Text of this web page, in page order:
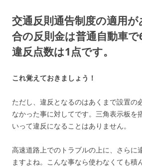
交通反則通告制度の適用
合の反則金は普通自動車で
違反点数は1点です。
これ覚えておきましょう！
ただし、違反となるのはあくまで設置の
なかった事に対してです。三角表示板を
いって違反になることはありません。
高速道路上でのトラブルの上に、さらに
ますよね。こんな事なら使わなくても積